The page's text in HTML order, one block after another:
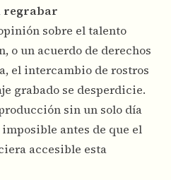
regrabar
sobre el talento
o un acuerdo de derechos
el intercambio de rostros
grabado se desperdicie.
sin un solo día
antes de que el
accesible esta